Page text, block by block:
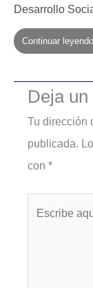
Desarrollo
Continuar
Deja
Tu dirección
publicada.
con *